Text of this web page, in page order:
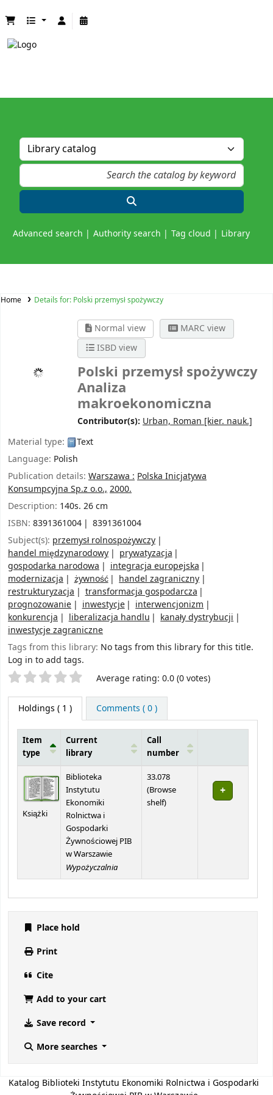
Advanced search Authority search Tag cloud Library
Home Details for: Polski przemysł spożywczy
Normal view
MARC view
ISBD view
Polski przemysł spożywczy
Analiza
makroekonomiczna
Contributor(s): Urban, Roman [kier. nauk.]
Material type:
Text
Language: Polish
Publication details: Warszawa : Polska Inicjatywa
Konsumpcyjna Sp.z o.o., 2000.
Description: 140s. 26 cm
ISBN: 8391361004
8391361004
Subject(s): przemysł rolnospożywczy
handel międzynarodowy
prywatyzacja
gospodarka narodowa
integracja europejska
modernizacja
żywność
handel zagraniczny
restrukturyzacja
transformacja gospodarcza
prognozowanie
inwestycje
interwencjonizm
konkurencja
liberalizacja handlu
kanały dystrybucji
inwestycje zagraniczne
Tags from this library: No tags from this library for this title.
Log in to add tags.
Star ratings Average rating: 0.0 (0 votes)
Holdings ( 1 ) Comments ( 0 )
Item
type
Current
library
Call
number
Książki
Biblioteka
Instytutu
Ekonomiki
Rolnictwa i
Gospodarki
Żywnościowej PIB
w Warszawie
Wypożyczalnia
33.078
(Browse
shelf(Opens below)
)
Place hold
Print
Cite
Add to your cart
Save record
More searches
Katalog Biblioteki Instytutu Ekonomiki Rolnictwa i Gospodarki